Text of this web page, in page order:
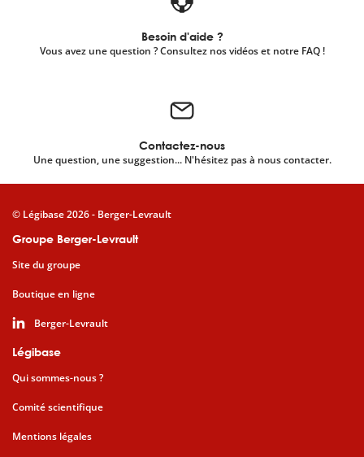
Besoin d'aide ?
Vous avez une question ? Consultez nos vidéos et notre FAQ !
Contactez-nous
Une question, une suggestion... N'hésitez pas à nous contacter.
Groupe Berger-Levrault
Site du groupe
Boutique en ligne
Berger-Levrault
Légibase
Qui sommes-nous ?
Comité scientifique
Mentions légales
© Légibase 2026 - Berger-Levrault